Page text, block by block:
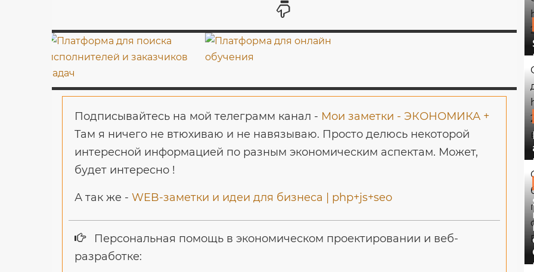
Подписывайтесь на мой телеграмм канал - Мои заметки - ЭКОНОМИКА +
Там я ничего не втюхиваю и не навязываю. Просто делюсь некоторой
интересной информацией по разным экономическим аспектам. Может,
будет интересно !
А так же - WEB-заметки и идеи для бизнеса | php+js+seo
Персональная помощь в экономическом проектировании и веб-
разработке: